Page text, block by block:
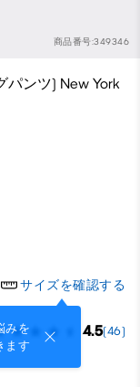
商品番号:349346
パンツ) New York
サイズを確認する
みを
ます
4.5(46)